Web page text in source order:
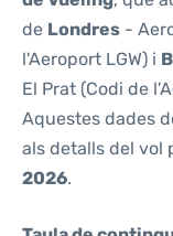
de Londres -
l'Aeroport LGW) i
El Prat (Codi de
Aquestes dades
als detalls del vol
2026.